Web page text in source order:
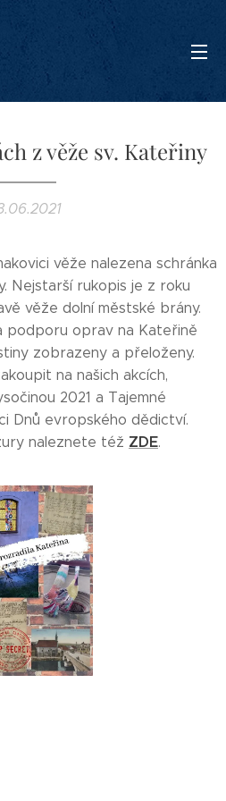
z věže sv. Kateřiny
věže nalezena schránka
Nejstarší rukopis je z roku
věže dolní městské brány.
podporu oprav na Kateřině
zobrazeny a přeloženy.
na našich akcích,
2021 a Tajemné
Dnů evropského dědictví.
naleznete též ZDE.